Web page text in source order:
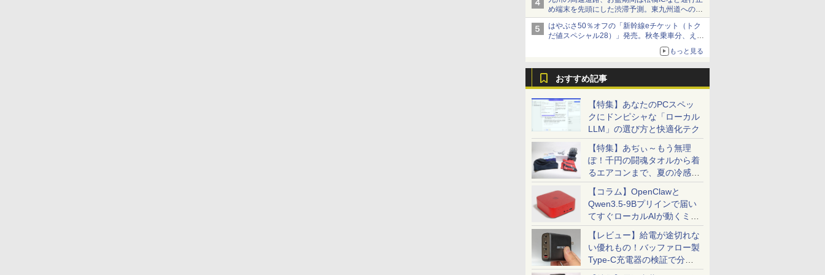
め端末を先頭にした渋滞予測。東九州道への迂
回は料金調整を実施
はやぶさ50％オフの「新幹線eチケット（トク
だ値スペシャル28）」発売。秋冬乗車分、えき
もっと見る
おすすめ記事
【特集】あなたのPCスペッ
クにドンピシャな「ローカル
LLM」の選び方と快適化テク
【特集】あぢぃ～もう無理
ぽ！千円の闘魂タオルから着
るエアコンまで、夏の冷感グ
ッズ一挙紹介
【コラム】OpenClawと
Qwen3.5-9Bプリインで届い
てすぐローカルAIが動くミニ
PC「SER9 Pro」
【レビュー】給電が途切れな
い優れもの！バッファロー製
Type-C充電器の検証で分か
ったこと